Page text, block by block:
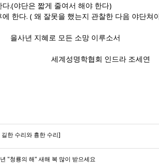
은 짧게 줄여서 해야 한다)
( 왜 잘못을 했는지 관찰한 다음 야단쳐
모든 소망 이루소서
협회 인드라 조세연
한 수리와 흉한 수리]
"청룡의 해" 새해 복 많이 받으세요